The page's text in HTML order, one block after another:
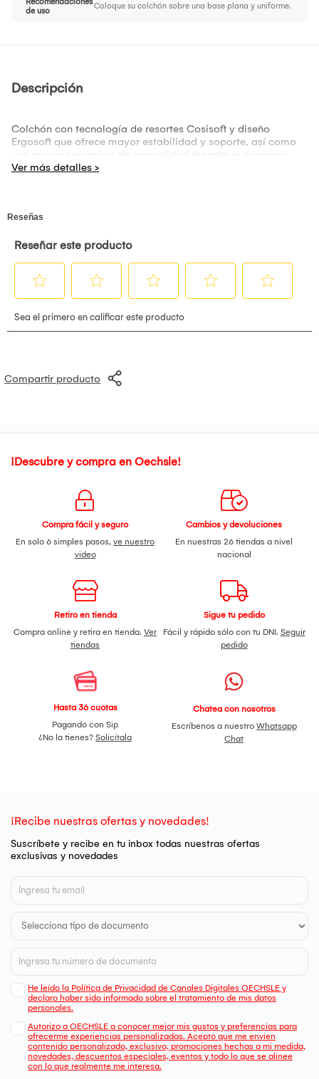
Recomendaciones
de uso
Coloque su colchón sobre una base plana y uniforme.
Descripción
Colchón con tecnología de resortes Cosisoft y diseño
Ergosoft que ofrece mayor estabilidad y soporte, así como
una mayor sensación de comodidad durante el descanso.
Compartir producto
¡Descubre y compra en Oechsle!
Compra fácil y seguro
En solo 6 simples pasos, ve nuestro
video
Cambios y devoluciones
En nuestras 26 tiendas a nivel
nacional
Retiro en tienda
Compra online y retira en tienda. Ver
tiendas
Sigue tu pedido
Fácil y rápido sólo con tu DNI. Seguir
pedido
Hasta 36 cuotas
Pagando con Sip
¿No la tienes? Solicítala
Chatea con nosotros
Escríbenos a nuestro Whatsapp
Chat
¡Recibe nuestras ofertas y novedades!
Suscríbete y recibe en tu inbox todas nuestras ofertas
exclusivas y novedades
He leído la Política de Privacidad de Canales Digitales OECHSLE y
declaro haber sido informado sobre el tratamiento de mis datos
personales.
Autorizo a OECHSLE a conocer mejor mis gustos y preferencias para
ofrecerme experiencias personalizadas. Acepto que me envien
contenido personalizado, exclusivo, promociones hechas a mi medida,
novedades, descuentos especiales, eventos y todo lo que se alinee
con lo que realmente me interesa.